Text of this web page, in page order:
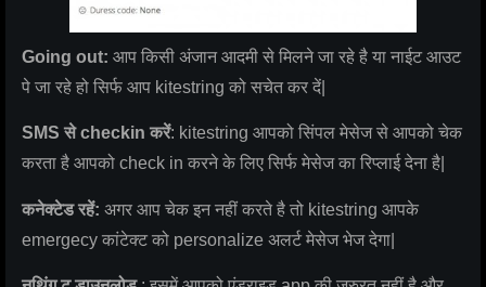
Going out: आप किसी अंजान आदमी से मिलने जा रहे है या नाईट आउट
पे जा रहे हो सिर्फ आप kitestring को सचेत कर दें|
SMS से checkin करें: kitestring आपको सिंपल मेसेज से आपको चेक
करता है आपको check in करने के लिए सिर्फ मेसेज का रिप्लाई देना है|
कनेक्टेड रहें: अगर आप चेक इन नहीं करते है तो kitestring आपके
emergecy कांटेक्ट को personalize अलर्ट मेसेज भेज देगा|